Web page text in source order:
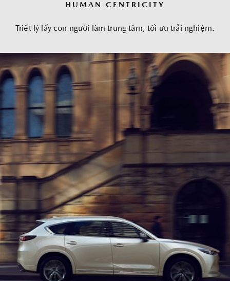
HUMAN CENTRICITY​
Triết lý lấy con người làm trung tâm, tối ưu trải nghiệm.​